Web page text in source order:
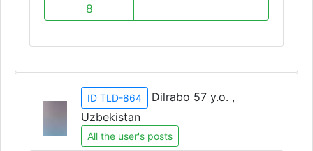
8
ID TLD-864
Dilrabo 57 y.o. ,
Uzbekistan
All the user's posts